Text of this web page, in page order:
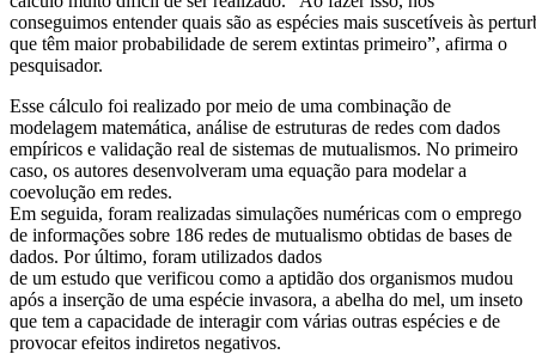
conseguimos entender quais são as espécies mais suscetíveis às
que têm maior probabilidade de serem extintas primeiro”, afirma o
pesquisador.
Esse cálculo foi realizado por meio de uma combinação de
modelagem matemática, análise de estruturas de redes com dados
empíricos e validação real de sistemas de mutualismos. No primeiro
caso, os autores desenvolveram uma equação para modelar a
coevolução em redes.
Em seguida, foram realizadas simulações numéricas com o emprego
de informações sobre 186 redes de mutualismo obtidas de bases de
dados. Por último, foram utilizados dados
de um estudo que verificou como a aptidão dos organismos mudou
após a inserção de uma espécie invasora, a abelha do mel, um inseto
que tem a capacidade de interagir com várias outras espécies e de
provocar efeitos indiretos negativos.